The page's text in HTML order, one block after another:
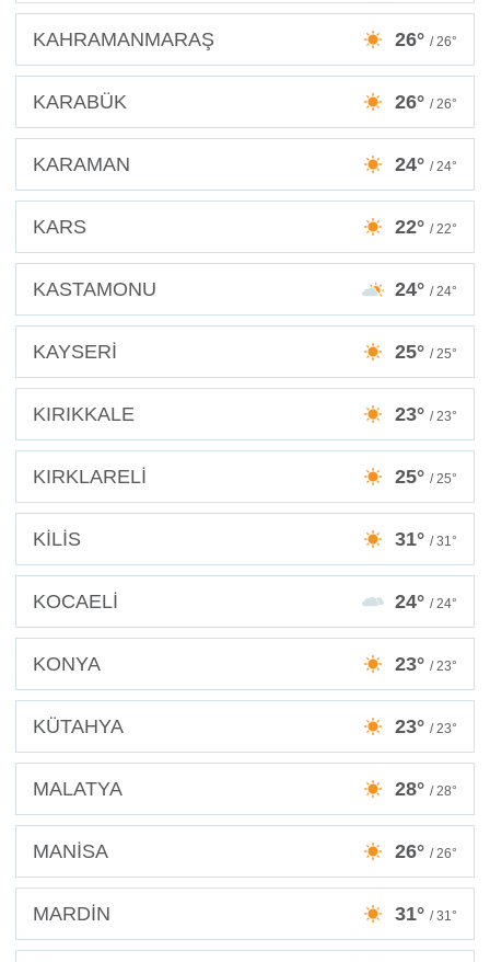
KAHRAMANMARAŞ 26° / 26°
KARABÜK 26° / 26°
KARAMAN 24° / 24°
KARS 22° / 22°
KASTAMONU 24° / 24°
KAYSERİ 25° / 25°
KIRIKKALE 23° / 23°
KIRKLARELİ 25° / 25°
KİLİS 31° / 31°
KOCAELİ 24° / 24°
KONYA 23° / 23°
KÜTAHYA 23° / 23°
MALATYA 28° / 28°
MANİSA 26° / 26°
MARDİN 31° / 31°